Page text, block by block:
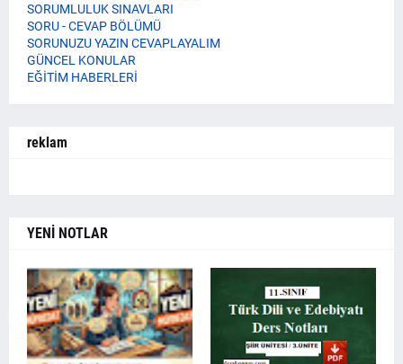
SORUMLULUK SINAVLARI
SORU - CEVAP BÖLÜMÜ
SORUNUZU YAZIN CEVAPLAYALIM
GÜNCEL KONULAR
EĞİTİM HABERLERİ
reklam
YENİ NOTLAR